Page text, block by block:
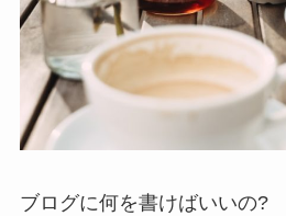
ブログに何を書けばいいの?